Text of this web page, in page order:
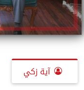
آية زكي